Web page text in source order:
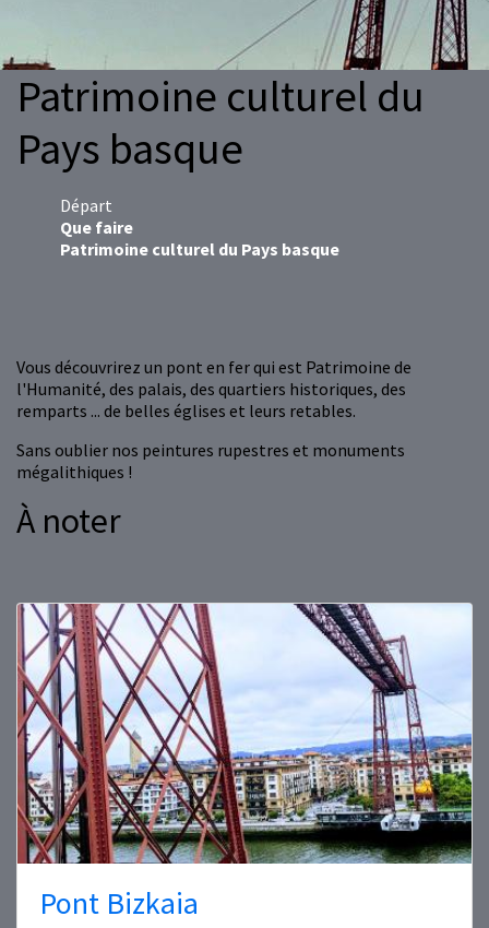
Patrimoine culturel du
Pays basque
Départ
Que faire
Patrimoine culturel du Pays basque
Vous découvrirez un pont en fer qui est Patrimoine de
l'Humanité, des palais, des quartiers historiques, des
remparts ... de belles églises et leurs retables.
Sans oublier nos peintures rupestres et monuments
mégalithiques !
À noter
Pont Bizkaia